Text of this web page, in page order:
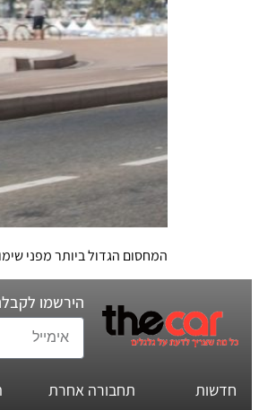
המחסום הגדול ביותר מפני
הירשמו
חדשות
תחבורה אחרת